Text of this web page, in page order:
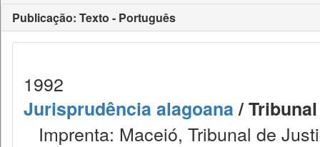
Publicação: Texto - Português
1992
Jurisprudência alagoana/
Imprenta: Maceió, Tribunal de